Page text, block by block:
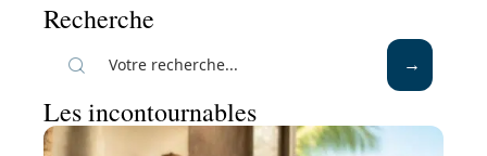
Recherche
Les incontournables